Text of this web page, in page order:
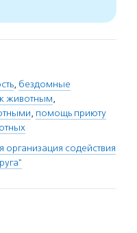
, бездомные
животным,
, помощь приюту
содействия